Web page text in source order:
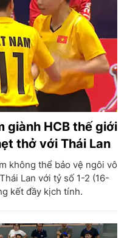
giành HCB thế giới
thở với Thái Lan
không thể bảo vệ ngôi vô
Lan với tỷ số 1-2 (16-
kết đầy kịch tính.